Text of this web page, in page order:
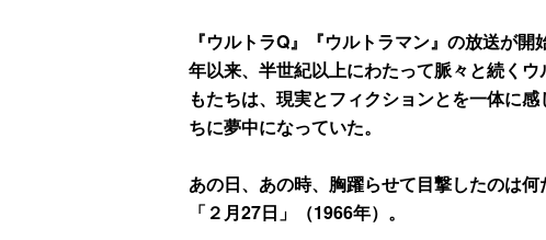
『ウルトラQ』『ウルトラマン』の放送が
年以来、半世紀以上にわたって脈々と続く
もたちは、現実とフィクションとを一体に
ちに夢中になっていた。
あの日、あの時、胸躍らせて目撃したのは
「２月27日」（1966年）。